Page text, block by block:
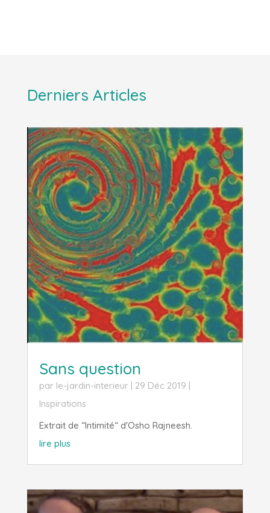
Derniers Articles
Sans question
par le-jardin-interieur| 29 Déc 2019 |
Inspirations
Extrait de “Intimité“ d'Osho Rajneesh.
lire plus